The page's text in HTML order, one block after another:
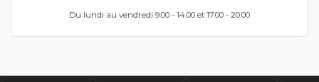
Du lundi au vendredi 9.00 - 14.00 et 17.00 - 20.00